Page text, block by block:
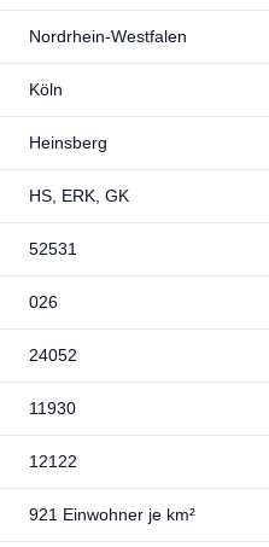
Nordrhein-Westfalen
Köln
Heinsberg
HS, ERK, GK
52531
026
24052
11930
12122
921 Einwohner je km²